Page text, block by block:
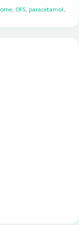
, OFS, paracetamol,